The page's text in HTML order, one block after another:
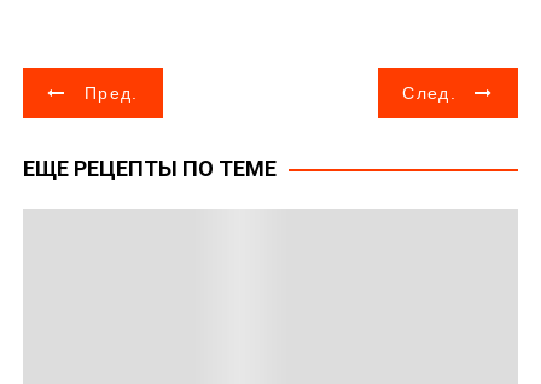
Н
в
Пред. След.
ЕЩЕ РЕЦЕПТЫ ПО ТЕМЕ